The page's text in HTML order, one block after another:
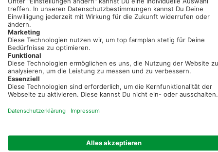
Registriere dich kostenlos!
einfach und bequem!
Kostenlos registrieren & sofort starten
Impressum Kontakt & Hilfe